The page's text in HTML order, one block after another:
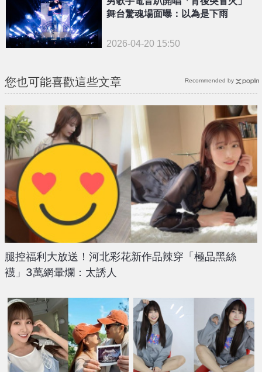
舞台驚魂場面曝：以為是下雨
2026-04-20 15:50
您也可能喜歡這些文章
腿控福利大放送！河北彩花新作品辣穿「極品黑絲
襪」3萬網暈爛：太誘人
Recommended by